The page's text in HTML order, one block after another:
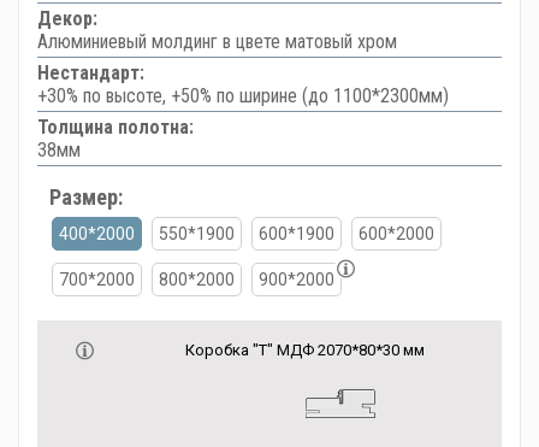
Декор:
Алюминиевый молдинг в цвете матовый хром
Нестандарт:
+30% по высоте, +50% по ширине (до 1100*2300мм)
Толщина полотна:
38мм
Размер:
400*2000 550*1900 600*1900 600*2000
700*2000 800*2000 900*2000
Коробка "Т" МДФ 2070*80*30 мм